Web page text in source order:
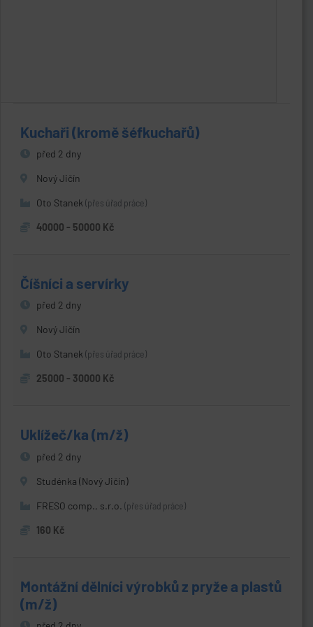
Kuchaři (kromě šéfkuchařů)
před 2 dny
Nový Jičín
Oto Stanek (přes úřad práce)
40000 - 50000 Kč
Číšníci a servírky
před 2 dny
Nový Jičín
Oto Stanek (přes úřad práce)
25000 - 30000 Kč
Uklížeč/ka (m/ž)
před 2 dny
Studénka (Nový Jičín)
FRESO comp., s.r.o. (přes úřad práce)
160 Kč
Montážní dělníci výrobků z pryže a plastů
(m/ž)